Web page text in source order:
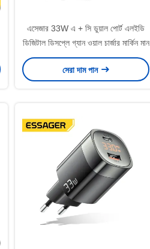
এসেজার 33W এ + সি ডুয়াল পোর্ট এলইডি
ডিজিটাল ডিসপ্লে গ্যান ওয়াল চার্জার মার্কিন মান
সেরা দাম পান